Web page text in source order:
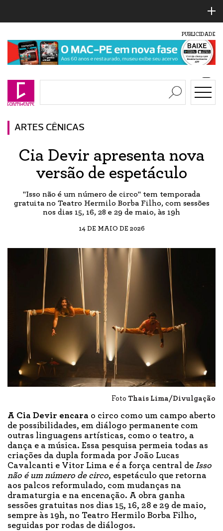
PUBLICIDADE
ARTES CÊNICAS
Cia Devir apresenta nova
versão de espetáculo
"Isso não é um número de circo" tem temporada
gratuita no Teatro Hermilo Borba Filho, com sessões
nos dias 15, 16, 28 e 29 de maio, às 19h
14 DE MAIO DE 2026
Foto Thais Lima/Divulgação
A Cia Devir encara o circo como um campo aberto
de possibilidades, em diálogo permanente com
outras linguagens artísticas, como o teatro, a
dança e a música. Essa pesquisa permeia todas as
criações da dupla formada por João Lucas
Cavalcanti e Vitor Lima e é a força central de Isso
não é um número de circo, espetáculo que retorna
aos palcos reformulado, com mudanças na
dramaturgia e na encenação. A obra ganha
sessões gratuitas nos dias 15, 16, 28 e 29 de maio,
sempre às 19h, no Teatro Hermilo Borba Filho,
seguidas por rodas de diálogos.